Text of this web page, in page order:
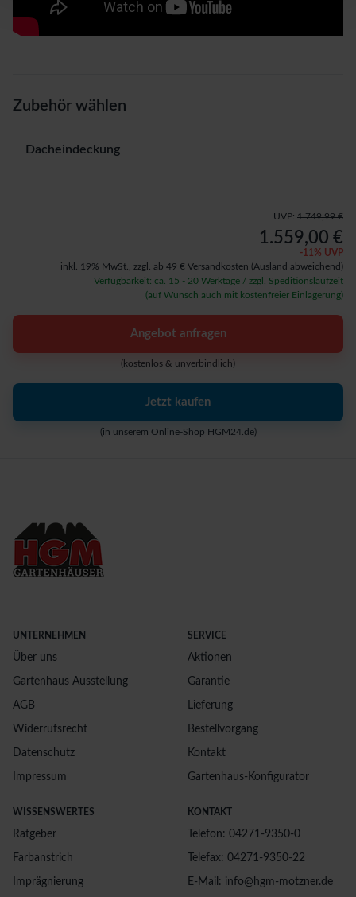
Zubehör wählen
Dacheindeckung
UVP: 1.749,99 €
1.559,00 €
-11 % UVP
inkl. 19% MwSt., zzgl. ab 49 € Versandkosten (Ausland abweichend)
Verfügbarkeit: ca. 15 - 20 Werktage / zzgl. Speditionslaufzeit
(auf Wunsch auch mit kostenfreier Einlagerung)
Angebot anfragen
(kostenlos & unverbindlich)
Jetzt kaufen
(in unserem Online-Shop HGM24.de)
UNTERNEHMEN
Über uns
Gartenhaus Ausstellung
AGB
Widerrufsrecht
Datenschutz
Impressum
SERVICE
Aktionen
Garantie
Lieferung
Bestellvorgang
Kontakt
Gartenhaus-Konfigurator
WISSENSWERTES
Ratgeber
Farbanstrich
Imprägnierung
KONTAKT
Telefon: 04271-9350-0
Telefax: 04271-9350-22
E-Mail: info@hgm-motzner.de